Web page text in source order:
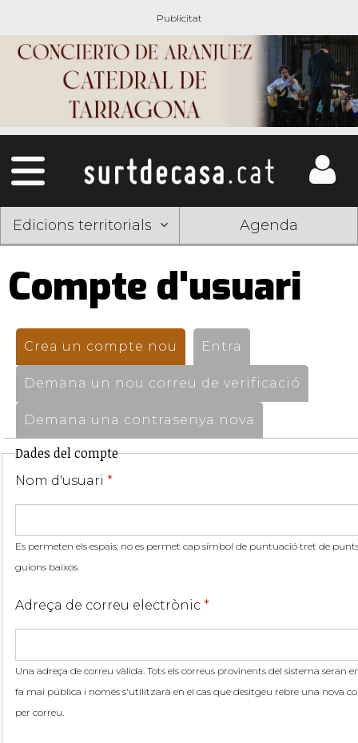
Edicions territorials Agenda
Compte d'usuari
Pestanyes
primàries
Crea un compte nou (pestanya activa)
Entra
Demana un nou correu de verificació
Demana una contrasenya nova
Dades del compte
Nom d'usuari *
Es permeten els espais; no es permet cap símbol de puntuació tret de
guions baixos.
Adreça de correu electrònic *
Una adreça de correu vàlida. Tots els correus provinents del sistema seran
fa mai pública i només s'utilitzarà en el cas que desitgeu rebre una nova
per correu.